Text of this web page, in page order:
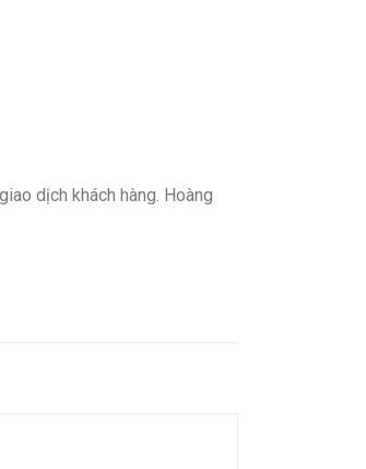
dịch khách hàng. Hoàng